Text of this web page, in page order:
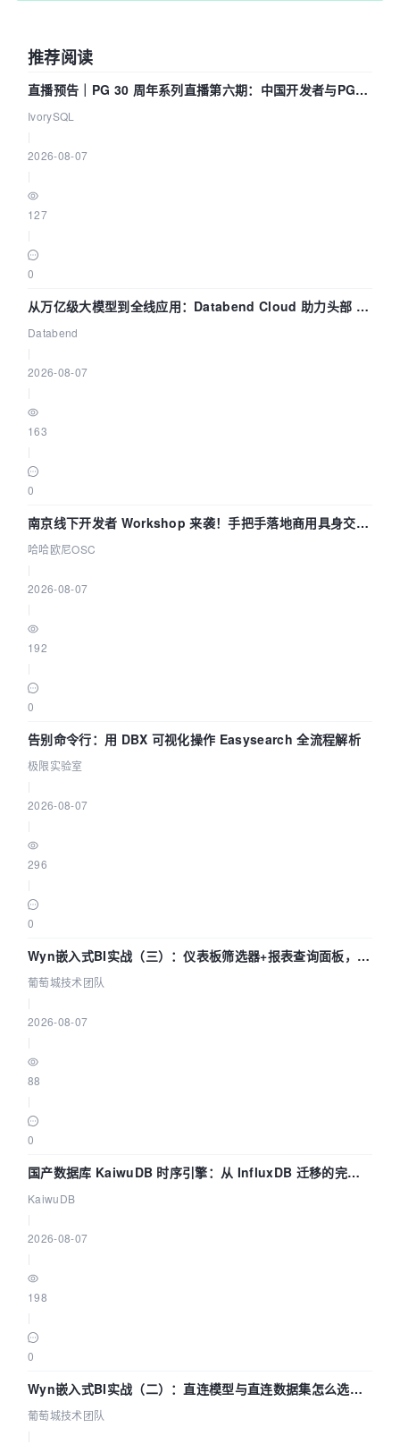
推荐阅读
直播预告｜PG 30 周年系列直播第六期：中国开发者与PG内
核——我们改得动吗？我们贡献了什么？
IvorySQL
2026-08-07
127
0
从万亿级大模型到全线应用：Databend Cloud 助力头部 AI
企业构建全链路 Trace 数据管道
Databend
2026-08-07
163
0
南京线下开发者 Workshop 来袭！手把手落地商用具身交互
智能 Agent 应用
哈哈欧尼OSC
2026-08-07
192
0
告别命令行：用 DBX 可视化操作 Easysearch 全流程解析
极限实验室
2026-08-07
296
0
Wyn嵌入式BI实战（三）：仪表板筛选器+报表查询面板，参
数联动全闭环
葡萄城技术团队
2026-08-07
88
0
国产数据库 KaiwuDB 时序引擎：从 InfluxDB 迁移的完整
技术路径
KaiwuDB
2026-08-07
198
0
Wyn嵌入式BI实战（二）：直连模型与直连数据集怎么选，
参数为什么不生效？| 葡萄城技术团队
葡萄城技术团队